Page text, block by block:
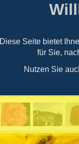
Diese Seite bietet
für Sie,
Nutzen Sie